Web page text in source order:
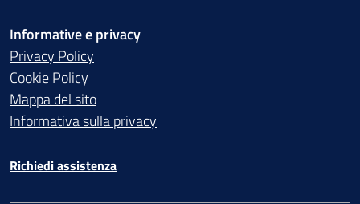
Informative e privacy
Privacy Policy
Cookie Policy
Mappa del sito
Informativa sulla privacy
Richiedi assistenza